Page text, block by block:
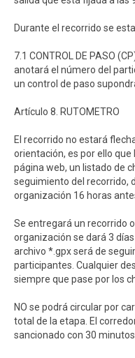
Durante el recorrido se
7.1 CONTROL DE PASO
anotará el número del
un control de paso
Artículo 8. RUTOMETRO
El recorrido no estará
orientación, es por ello
página web, un listado de
seguimiento del recorrido,
organización 16 horas
Se entregará un recorrido
organización se dará 3
archivo *.gpx será de
participantes. Cualquier
siempre que pase por los
NO se podrá circular por
total de la etapa. El
sancionado con 30 minutos